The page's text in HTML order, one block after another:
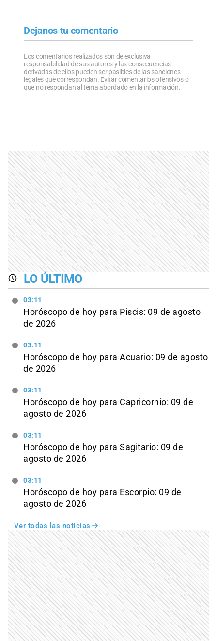
Dejanos tu comentario
Los comentarios realizados son de exclusiva
responsabilidad de sus autores y las consecuencias
derivadas de ellos pueden ser pasibles de las sanciones
legales que correspondan. Evitar comentarios ofensivos o
que no respondan al tema abordado en la información.
LO ÚLTIMO
03:11
Horóscopo de hoy para Piscis: 09 de agosto
de 2026
03:11
Horóscopo de hoy para Acuario: 09 de agosto
de 2026
03:11
Horóscopo de hoy para Capricornio: 09 de
agosto de 2026
03:11
Horóscopo de hoy para Sagitario: 09 de
agosto de 2026
03:11
Horóscopo de hoy para Escorpio: 09 de
agosto de 2026
Ver todas las noticias